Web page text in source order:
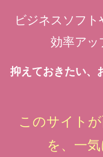
ビジネスソフト
効率アッ
抑えておきたい、
このサイト
を、一